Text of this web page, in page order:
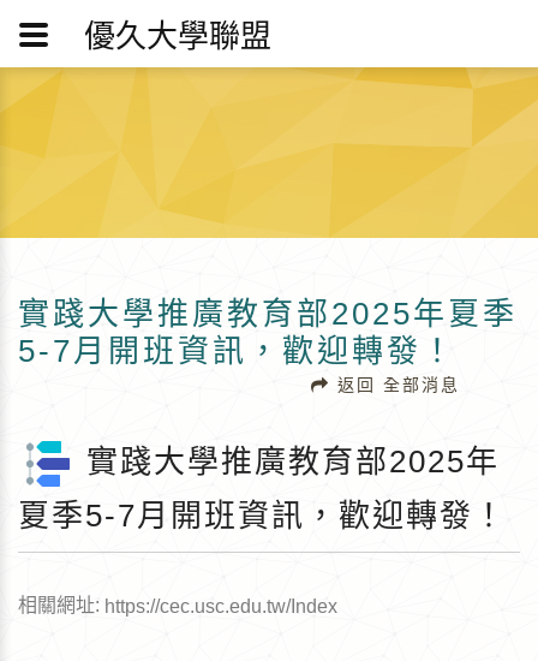
優久大學聯盟
實踐大學推廣教育部2025年夏季
5-7月開班資訊，歡迎轉發！
返回 全部消息
實踐大學推廣教育部2025年
夏季5-7月開班資訊，歡迎轉發！
相關網址: https://cec.usc.edu.tw/Index